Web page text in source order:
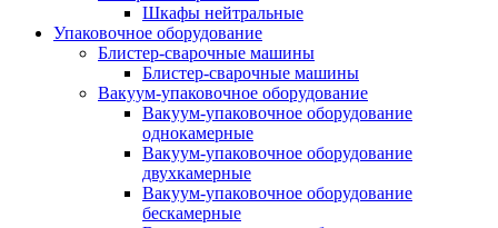
Шкафы нейтральные
Упаковочное оборудование
Блистер-сварочные машины
Блистер-сварочные машины
Вакуум-упаковочное оборудование
Вакуум-упаковочное оборудование
однокамерные
Вакуум-упаковочное оборудование
двухкамерные
Вакуум-упаковочное оборудование
беcкамерные